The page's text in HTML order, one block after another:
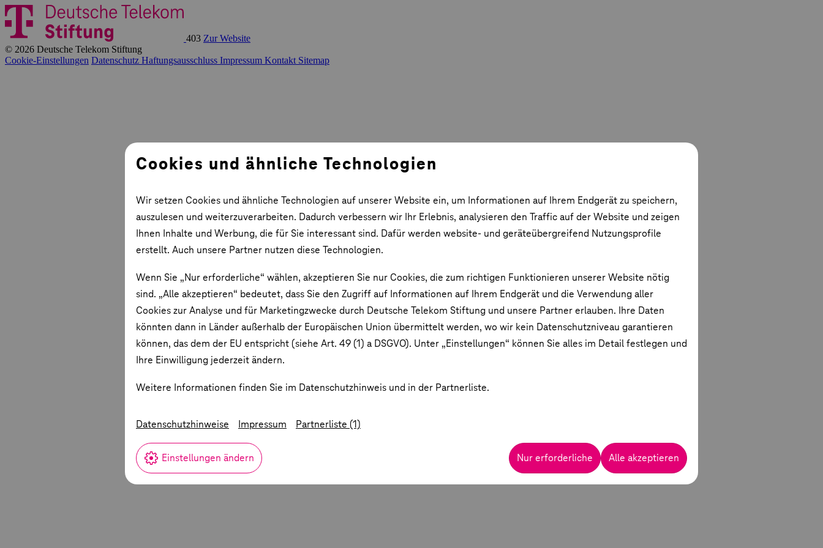
Cookies und ähnliche Technologien
Wir setzen Cookies und ähnliche Technologien auf unserer Website ein, um Informationen auf Ihrem Endgerät zu speichern,
auszulesen und weiterzuverarbeiten. Dadurch verbessern wir Ihr Erlebnis, analysieren den Traffic auf der Website und zeigen
Ihnen Inhalte und Werbung, die für Sie interessant sind. Dafür werden website- und geräteübergreifend Nutzungsprofile
erstellt. Auch unsere Partner nutzen diese Technologien.
Wenn Sie „Nur erforderliche“ wählen, akzeptieren Sie nur Cookies, die zum richtigen Funktionieren unserer Website nötig
sind. „Alle akzeptieren“ bedeutet, dass Sie den Zugriff auf Informationen auf Ihrem Endgerät und die Verwendung aller
Cookies zur Analyse und für Marketingzwecke durch Deutsche Telekom Stiftung und unsere Partner erlauben. Ihre Daten
könnten dann in Länder außerhalb der Europäischen Union übermittelt werden, wo wir kein Datenschutzniveau garantieren
können, das dem der EU entspricht (siehe Art. 49 (1) a DSGVO). Unter „Einstellungen“ können Sie alles im Detail festlegen und
Ihre Einwilligung jederzeit ändern.
Weitere Informationen finden Sie im Datenschutzhinweis und in der Partnerliste.
Datenschutzhinweise Impressum Partnerliste (1)
Einstellungen ändern Nur erforderliche Alle akzeptieren
403 Zur Website
© 2026 Deutsche Telekom Stiftung
Cookie-Einstellungen Datenschutz Haftungsausschluss Impressum Kontakt Sitemap